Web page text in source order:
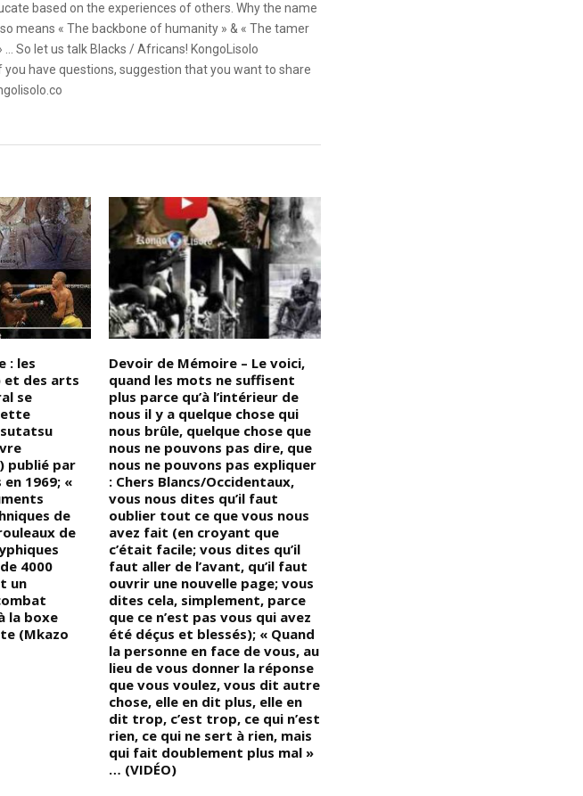
based on the experiences of others. Why the name
means « The backbone of humanity » & « The tamer
So let us talk Blacks / Africans! KongoLisolo
you have questions, suggestion that you want to share
: les
et des arts
se
publié par
1969; «
de
de
4000
un
la boxe
(Mkazo
Devoir de Mémoire – Le voici,
quand les mots ne suffisent
plus parce qu’à l’intérieur de
nous il y a quelque chose qui
nous brûle, quelque chose que
nous ne pouvons pas dire, que
nous ne pouvons pas expliquer
: Chers Blancs/Occidentaux,
vous nous dites qu’il faut
oublier tout ce que vous nous
avez fait (en croyant que
c’était facile; vous dites qu’il
faut aller de l’avant, qu’il faut
ouvrir une nouvelle page; vous
dites cela, simplement, parce
que ce n’est pas vous qui avez
été déçus et blessés); « Quand
la personne en face de vous, au
lieu de vous donner la réponse
que vous voulez, vous dit autre
chose, elle en dit plus, elle en
dit trop, c’est trop, ce qui n’est
rien, ce qui ne sert à rien, mais
qui fait doublement plus mal »
… (VIDÉO)